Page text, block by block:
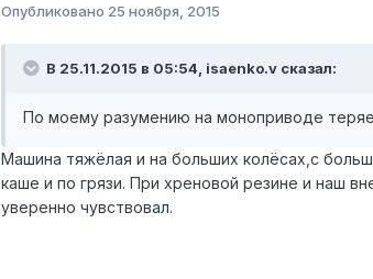
Опубликовано 25 ноября, 2015
В 25.11.2015 в 05:54, isaenko.v сказал:
По моему разумению на моноприводе
Машина тяжёлая и на больших колёсах,с
каше и по грязи. При хреновой резине и наш
уверенно чувствовал.